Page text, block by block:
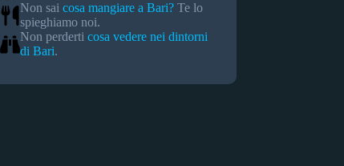
Non saicosa mangiare a Bari? Te lo
spieghiamo noi.
Non perderti cosa vedere nei dintorni
di Bari.